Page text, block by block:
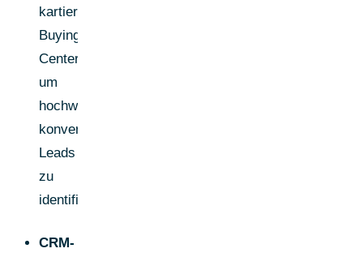
kartierten
Buying
Centern,
um
hochwertige,
konvertierende
Leads
zu
identifizieren.
CRM-